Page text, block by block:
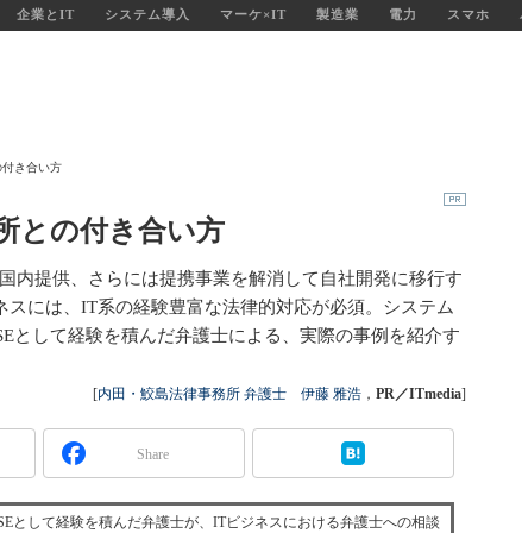
企業とIT システム導入 マーケ×IT 製造業 電力 スマホ
き合い方
との付き合い方
内提供、さらには提携事業を解消して自社開発に移行す
スには、IT系の経験豊富な法律的対応が必須。システム
として経験を積んだ弁護士による、実際の事例を紹介す
[内田・鮫島法律事務所 弁護士 伊藤 雅浩 ， PR／ITmedia]
Share
として経験を積んだ弁護士が、ITビジネスにおける弁護士への相談